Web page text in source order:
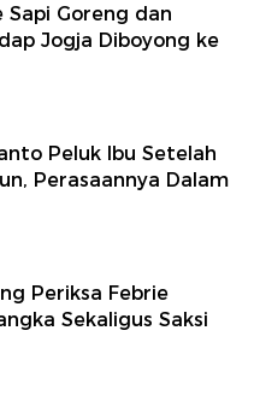
Sapi Goreng dan
Jogja Diboyong ke
Peluk Ibu Setelah
Perasaannya Dalam
Periksa Febrie
Sekaligus Saksi